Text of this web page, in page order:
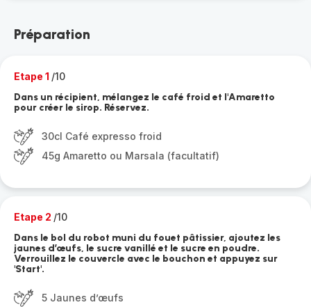
Préparation
Etape 1 /10
Dans un récipient, mélangez le café froid et l'Amaretto
pour créer le sirop. Réservez.
30cl Café expresso froid
45g Amaretto ou Marsala (facultatif)
Etape 2 /10
Dans le bol du robot muni du fouet pâtissier, ajoutez les
jaunes d’œufs, le sucre vanillé et le sucre en poudre.
Verrouillez le couvercle avec le bouchon et appuyez sur
'Start'.
5 Jaunes d’œufs